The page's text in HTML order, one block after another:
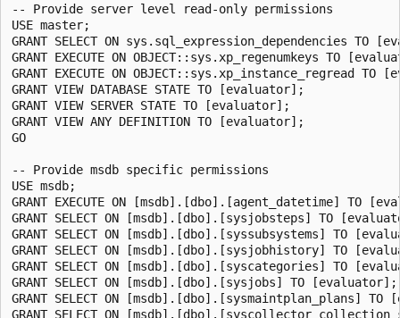
-- Provide server level read-only permissions
USE master;
GRANT SELECT ON sys.sql_expression_dependencies TO
GRANT EXECUTE ON OBJECT::sys.xp_regenumkeys TO
GRANT EXECUTE ON OBJECT::sys.xp_instance_regread
GRANT VIEW DATABASE STATE TO [evaluator];
GRANT VIEW SERVER STATE TO [evaluator];
GRANT VIEW ANY DEFINITION TO [evaluator];
GO
-- Provide msdb specific permissions
USE msdb;
GRANT EXECUTE ON [msdb].[dbo].[agent_datetime] TO
GRANT SELECT ON [msdb].[dbo].[sysjobsteps] TO
GRANT SELECT ON [msdb].[dbo].[syssubsystems] TO
GRANT SELECT ON [msdb].[dbo].[sysjobhistory] TO
GRANT SELECT ON [msdb].[dbo].[syscategories] TO
GRANT SELECT ON [msdb].[dbo].[sysjobs] TO [evaluator];
GRANT SELECT ON [msdb].[dbo].[sysmaintplan_plans]
GRANT SELECT ON